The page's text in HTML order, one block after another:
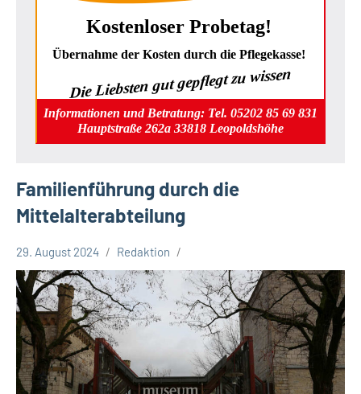
Kostenloser Probetag!
Übernahme der Kosten durch die Pflegekasse!
Die Liebsten gut gepflegt zu wissen
Informationen und Betratung: Tel. 05202 85 69 831
Hauptstraße 262a 33818 Leopoldshöhe
Familienführung durch die
Mittelalterabteilung
Bielefeld
Veranstaltungen
29. August 2024 Redaktion